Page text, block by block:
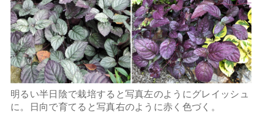
明るい半日陰で栽培すると写真左のようにグレイッシュ
に。日向で育てると写真右のように赤く色づく。